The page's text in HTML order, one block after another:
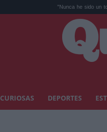
"Nunca he sido un topo":
CURIOSAS DEPORTES